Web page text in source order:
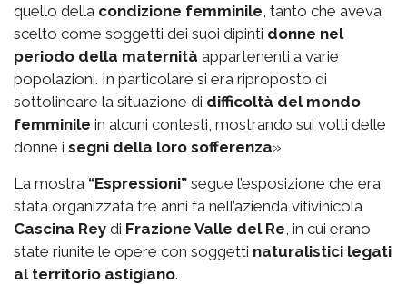
quello della condizione femminile , tanto che aveva
scelto come soggetti dei suoi dipinti donne nel
periodo della maternità appartenenti a varie
popolazioni. In particolare si era riproposto di
sottolineare la situazione di difficoltà del mondo
femminile in alcuni contesti, mostrando sui volti delle
donne i segni della loro sofferenza».
La mostra “Espressioni” segue l’esposizione che era
stata organizzata tre anni fa nell’azienda vitivinicola
Cascina Rey di Frazione Valle del Re , in cui erano
state riunite le opere con soggetti naturalistici legati
al territorio astigiano.